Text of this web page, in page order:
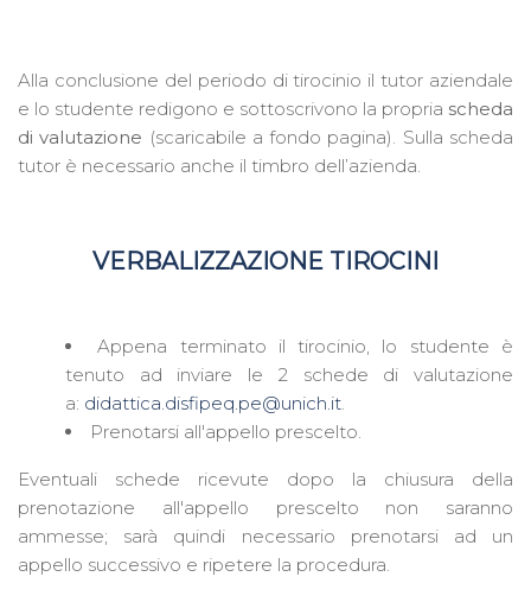
Alla conclusione del periodo di tirocinio il tutor aziendale
e lo studente redigono e sottoscrivono la propria scheda
di valutazione (scaricabile a fondo pagina). Sulla scheda
tutor è necessario anche il timbro dell’azienda.
VERBALIZZAZIONE TIROCINI
Appena terminato il tirocinio, lo studente è
tenuto ad inviare le 2 schede di valutazione
a: didattica.disfipeq.pe@unich.it.
Prenotarsi all'appello prescelto.
Eventuali schede ricevute dopo la chiusura della
prenotazione all'appello prescelto non saranno
ammesse; sarà quindi necessario prenotarsi ad un
appello successivo e ripetere la procedura.